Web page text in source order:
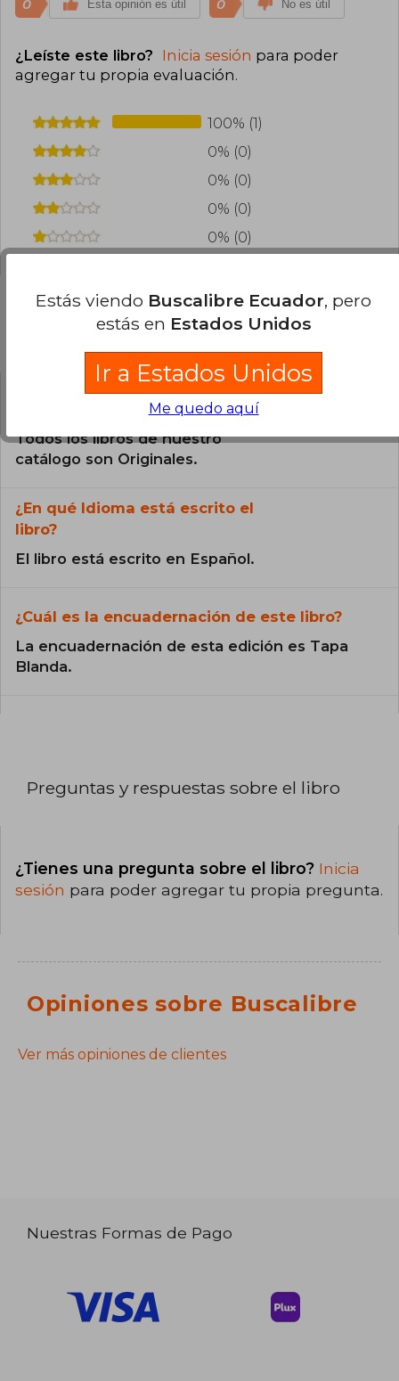
0 Esta opinión es útil 0 No es útil
¿Leíste este libro? Inicia sesión para poder
agregar tu propia evaluación.
100% (1)
0% (0)
0% (0)
0% (0)
0% (0)
¿El libro es original?
Todos los libros de nuestro
catálogo son Originales.
¿En qué Idioma está escrito el
libro?
El libro está escrito en Español.
¿Cuál es la encuadernación de este libro?
La encuadernación de esta edición es Tapa
Blanda.
Preguntas y respuestas sobre el libro
¿Tienes una pregunta sobre el libro? Inicia
sesión para poder agregar tu propia pregunta.
Opiniones sobre Buscalibre
Ver más opiniones de clientes
Nuestras Formas de Pago
Estás viendo Buscalibre Ecuador, pero
estás en Estados Unidos
Ir a Estados Unidos
Me quedo aquí